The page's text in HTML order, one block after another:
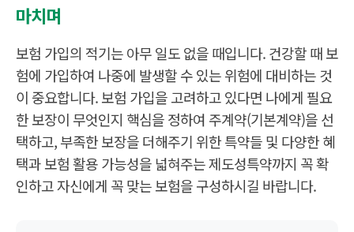
마치며
보험 가입의 적기는 아무 일도 없을 때입니다. 건강할 때 보
험에 가입하여 나중에 발생할 수 있는 위험에 대비하는 것
이 중요합니다. 보험 가입을 고려하고 있다면 나에게 필요
한 보장이 무엇인지 핵심을 정하여 주계약(기본계약)을 선
택하고, 부족한 보장을 더해주기 위한 특약들 및 다양한 혜
택과 보험 활용 가능성을 넓혀주는 제도성특약까지 꼭 확
인하고 자신에게 꼭 맞는 보험을 구성하시길 바랍니다.